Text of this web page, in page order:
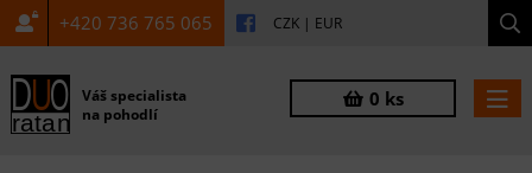
+420 736 765 065 CZK | EUR
Váš specialista
na pohodlí
0 ks